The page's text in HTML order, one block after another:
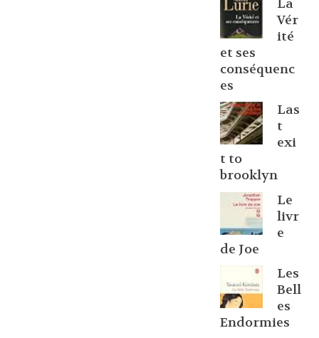
La
Vér
ité
et ses
conséquenc
es
Las
t
exi
t to
brooklyn
Le
livr
e
de Joe
Les
Bell
es
Endormies